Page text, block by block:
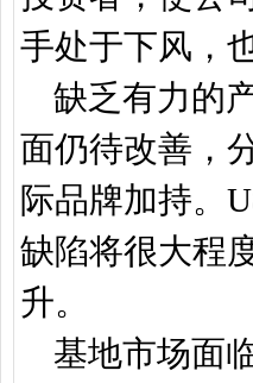
手处于下风，
缺乏有力的
面仍待改善，
际品牌加持。
缺陷将很大程
升。
基地市场面